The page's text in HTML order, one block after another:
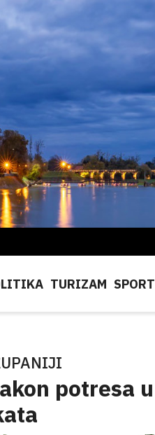
TURIZAM SPORT
potresa u